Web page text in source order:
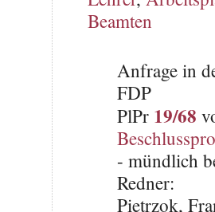
Beamten
Anfrage in
FDP
PlPr 19/68
- mündlich
Redner:
Pietrzok,